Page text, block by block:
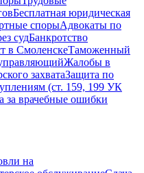
Бесплатная юридическая
спорыАдвокаты по
судБанкротство
в СмоленскеТаможенный
Жалобы в
захватаЗащита по
(ст. 159, 199 УК
за врачебные ошибки
на